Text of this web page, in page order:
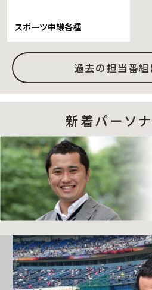
スポーツ中継各種
過去の担当番
新着パーソ